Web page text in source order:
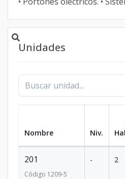
Unidades
Nombre Niv.
201
Código 1209-5
- 2